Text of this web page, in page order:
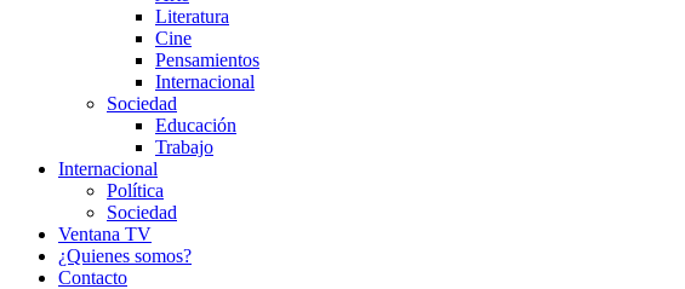
Literatura
Cine
Pensamientos
Internacional
Sociedad
Educación
Trabajo
Internacional
Política
Sociedad
Ventana TV
¿Quienes somos?
Contacto